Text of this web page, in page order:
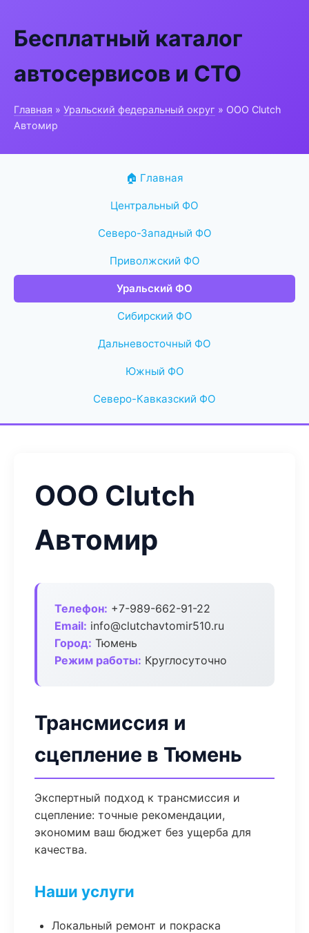
Бесплатный каталог
автосервисов и СТО
Главная » Уральский федеральный округ » ООО Clutch
Автомир
🏠 Главная
Центральный ФО
Северо-Западный ФО
Приволжский ФО
Уральский ФО
Сибирский ФО
Дальневосточный ФО
Южный ФО
Северо-Кавказский ФО
ООО Clutch
Автомир
Телефон: +7-989-662-91-22
Email: info@clutchavtomir510.ru
Город: Тюмень
Режим работы: Круглосуточно
Трансмиссия и
сцепление в Тюмень
Экспертный подход к трансмиссия и
сцепление: точные рекомендации,
экономим ваш бюджет без ущерба для
качества.
Наши услуги
Локальный ремонт и покраска